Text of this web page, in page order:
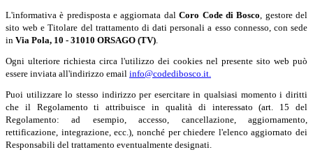
L'informativa è predisposta e aggiornata dalCoro Code di Bosco , gestore del
sito web e Titolare del trattamento di dati personali a esso connesso, con sede
in Via Pola, 10 - 31010 ORSAGO (TV)
Ogni ulteriore richiesta circa l'utilizzo dei cookies nel presente sito web può
essere inviata all'indirizzo email info@codedibosco.it.
Puoi utilizzare lo stesso indirizzo per esercitare in qualsiasi momento i diritti
che il Regolamento ti attribuisce in qualità di interessato (art. 15 del
Regolamento: ad esempio, accesso, cancellazione, aggiornamento,
rettificazione, integrazione, ecc.), nonché per chiedere l'elenco aggiornato dei
Responsabili del trattamento eventualmente designati.